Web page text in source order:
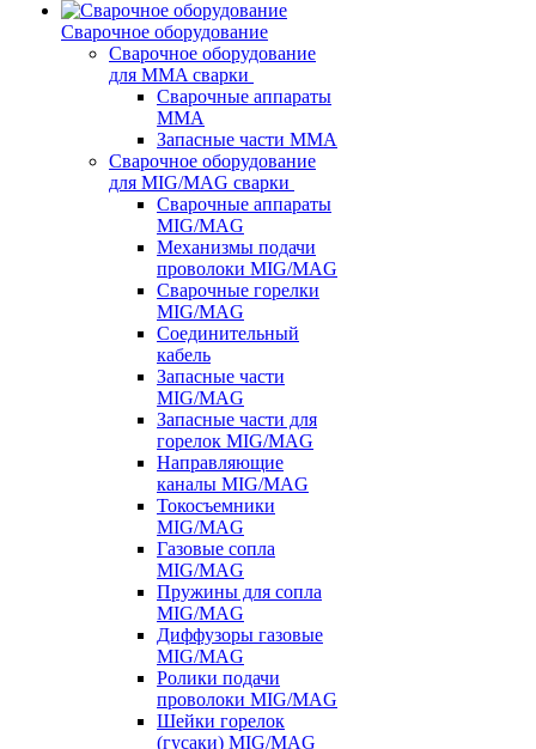
Сварочное оборудование
Сварочное оборудование
для MMA сварки
Сварочные аппараты
MMA
Запасные части MMA
Сварочное оборудование
для MIG/MAG сварки
Сварочные аппараты
MIG/MAG
Механизмы подачи
проволоки MIG/MAG
Сварочные горелки
MIG/MAG
Соединительный
кабель
Запасные части
MIG/MAG
Запасные части для
горелок MIG/MAG
Направляющие
каналы MIG/MAG
Токосъемники
MIG/MAG
Газовые сопла
MIG/MAG
Пружины для сопла
MIG/MAG
Диффузоры газовые
MIG/MAG
Ролики подачи
проволоки MIG/MAG
Шейки горелок
(гусаки) MIG/MAG